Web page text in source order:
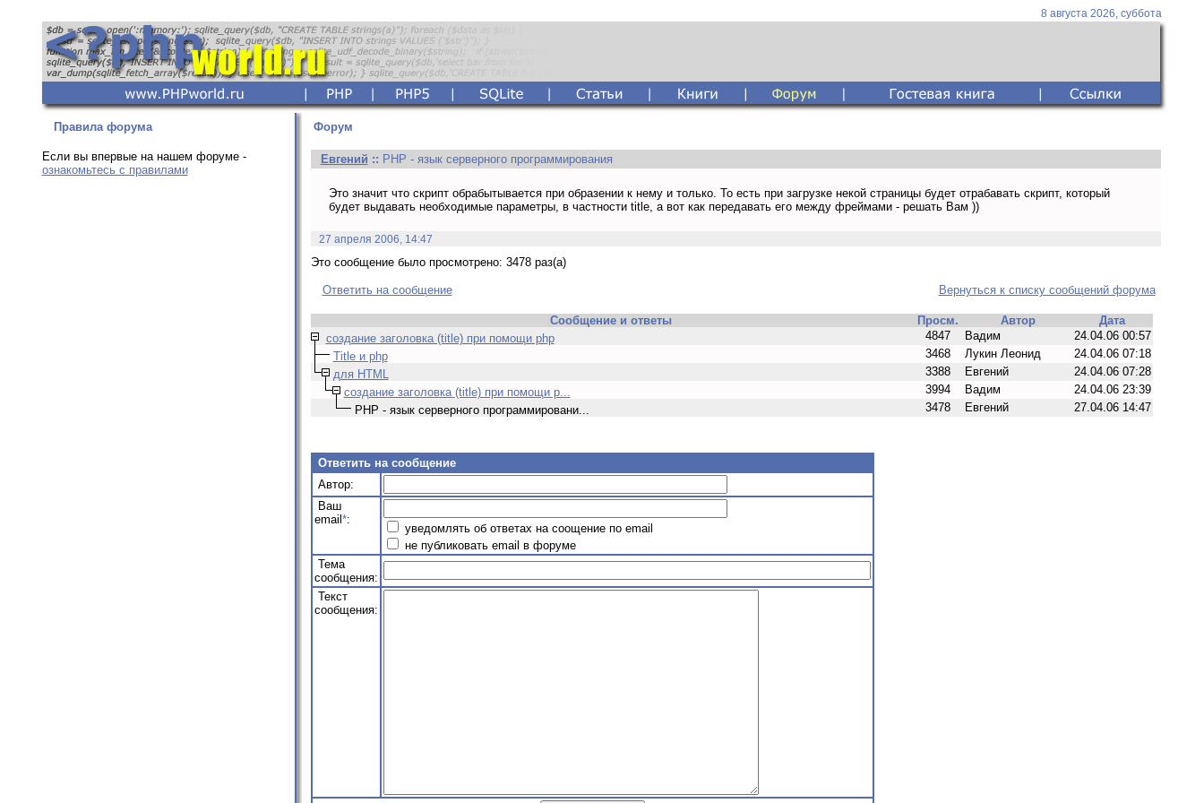
8 августа 2026, суббота
Правила форума
Если вы впервые на нашем форуме -
ознакомьтесь с правилами
Форум
Евгений :: PHP - язык серверного программирования
Это значит что скрипт обрабытывается при образении к нему и только. То есть при загрузке некой страницы будет отрабавать скрипт, который
будет выдавать необходимые параметры, в частности title, а вот как передавать его между фреймами - решать Вам ))
27 апреля 2006, 14:47
Это сообщение было просмотрено: 3478 раз(а)
Ответить на сообщение Вернуться к списку сообщений форума
Сообщение и ответы Просм. Автор
Дата
создание заголовка (title) при помощи php
4847 Вадим
24.04.06 00:57
Title и php
3468 Лукин Леонид
24.04.06 07:18
для HTML
3388 Евгений
24.04.06 07:28
создание заголовка (title) при помощи p...
3994 Вадим
24.04.06 23:39
PHP - язык серверного программировани...
3478 Евгений 27.04.06 14:47
Ответить на сообщение
Автор:
Ваш
email *:
уведомлять об ответах на соощение по email
не публиковать email в форуме
Тема
сообщения:
Текст
сообщения: